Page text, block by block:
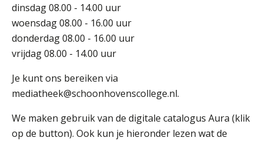
dinsdag 08.00 - 14.00 uur
woensdag 08.00 - 16.00 uur
donderdag 08.00 - 16.00 uur
vrijdag 08.00 - 14.00 uur
Je kunt ons bereiken via
mediatheek@schoonhovenscollege.nl.
We maken gebruik van de digitale catalogus Aura (klik
op de button). Ook kun je hieronder lezen wat de